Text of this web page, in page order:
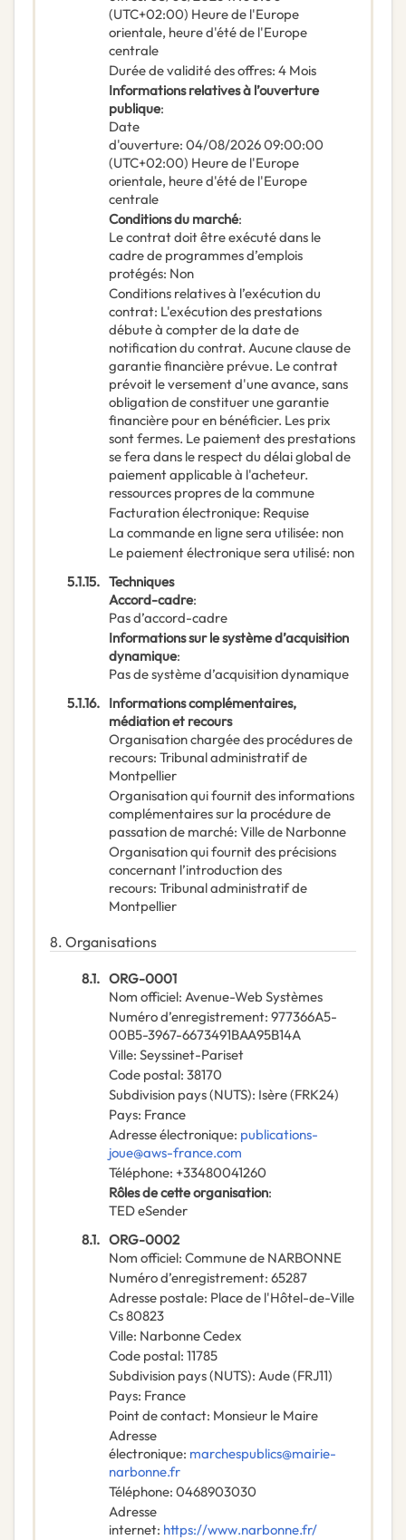
(UTC+02:00) Heure de l'Europe
orientale, heure d'été de l'Europe
centrale
Durée de validité des offres: 4 Mois
Informations relatives à l’ouverture
publique:
Date
d'ouverture: 04/08/202609:00:00
(UTC+02:00) Heure de l'Europe
orientale, heure d'été de l'Europe
centrale
Conditions du marché:
Le contrat doit être exécuté dans le
cadre de programmes d’emplois
protégés: Non
Conditions relatives à l’exécution du
contrat: L'exécution des prestations
débute à compter de la date de
notification du contrat. Aucune clause de
garantie financière prévue. Le contrat
prévoit le versement d'une avance, sans
obligation de constituer une garantie
financière pour en bénéficier. Les prix
sont fermes. Le paiement des prestations
se fera dans le respect du délai global de
paiement applicable à l'acheteur.
ressources propres de la commune
Facturation électronique: Requise
La commande en ligne sera utilisée: non
Le paiement électronique sera utilisé: non
5.1.15. Techniques
Accord-cadre:
Pas d’accord-cadre
Informations sur le système d’acquisition
dynamique:
Pas de système d’acquisition dynamique
5.1.16. Informations complémentaires,
médiation et recours
Organisation chargée des procédures de
recours: Tribunal administratif de
Montpellier
Organisation qui fournit des informations
complémentaires sur la procédure de
passation de marché: Ville de Narbonne
Organisation qui fournit des précisions
concernant l’introduction des
recours: Tribunal administratif de
Montpellier
8. Organisations
8.1. ORG-0001
Nom officiel: Avenue-Web Systèmes
Numéro d’enregistrement: 977366A5-
00B5-3967-6673491BAA95B14A
Ville: Seyssinet-Pariset
Code postal: 38170
Subdivision pays (NUTS): Isère(FRK24)
Pays: France
Adresse électronique: publications-
joue@aws-france.com
Téléphone: +33480041260
Rôles de cette organisation:
TED eSender
8.1. ORG-0002
Nom officiel: Commune de NARBONNE
Numéro d’enregistrement: 65287
Adresse postale: Place de l'Hôtel-de-Ville
Cs 80823
Ville: Narbonne Cedex
Code postal: 11785
Subdivision pays (NUTS): Aude(FRJ11)
Pays: France
Point de contact: Monsieur le Maire
Adresse
électronique: marchespublics@mairie-
narbonne.fr
Téléphone: 0468903030
Adresse
internet: https://www.narbonne.fr/